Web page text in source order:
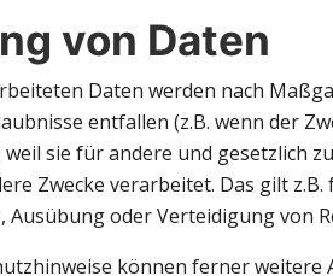
von Daten
Daten werden nach
entfallen (z.B. wenn der
sie für andere und gesetzlich
Zwecke verarbeitet. Das gilt
Ausübung oder Verteidigung von
können ferner